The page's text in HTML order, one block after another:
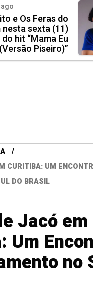
e Os Feras do
sexta (11)
hit “Mama Eu
(Versão Piseiro)”
CURITIBA: UM
DO BRASIL
Jacó em
Um
no